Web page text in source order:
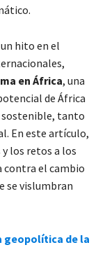
hito en el
en África, una
de África
sostenible, tanto
En este artículo,
los retos a los
contra el cambio
se vislumbran
geopolítica de la